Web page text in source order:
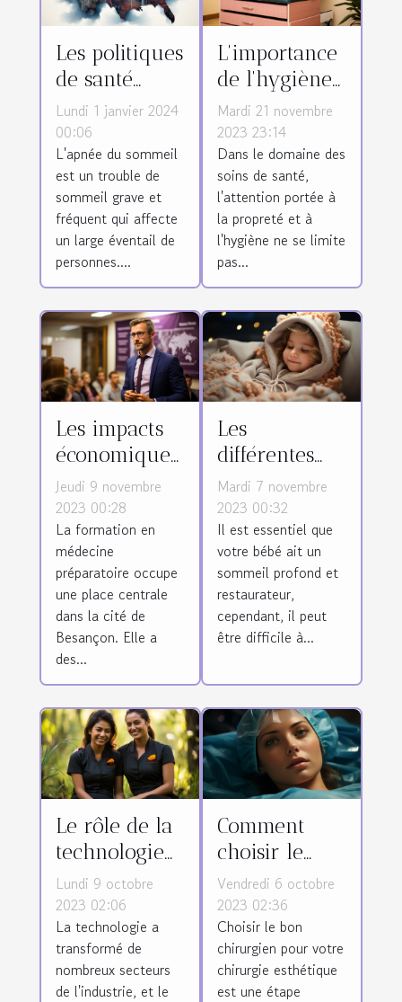
Les politiques
de santé
publique face
à l'apnée du
sommeil
Lundi 1 janvier 2024
00:06
L'apnée du sommeil
est un trouble de
sommeil grave et
fréquent qui affecte
un large éventail de
personnes....
L'importance
de l'hygiène
et du
nettoyage des
divans
d'examen
médical
Mardi 21 novembre
2023 23:14
Dans le domaine des
soins de santé,
l'attention portée à
la propreté et à
l'hygiène ne se limite
pas...
Les impacts
économiques
de la
formation en
médecine
préparatoire
à Besançon
Jeudi 9 novembre
2023 00:28
La formation en
médecine
préparatoire occupe
une place centrale
dans la cité de
Besançon. Elle a
des...
Les
différentes
méthodes
pour
favoriser le
sommeil de
votre bébé
Mardi 7 novembre
2023 00:32
Il est essentiel que
votre bébé ait un
sommeil profond et
restaurateur,
cependant, il peut
être difficile à...
Le rôle de la
technologie
dans la
promotion
des services
de massage
thaï
Lundi 9 octobre
2023 02:06
La technologie a
transformé de
nombreux secteurs
de l'industrie, et le
Comment
choisir le
meilleur
chirurgien
pour votre
chirurgie
esthétique en
Vendredi 6 octobre
2023 02:36
Choisir le bon
chirurgien pour votre
chirurgie esthétique
est une étape